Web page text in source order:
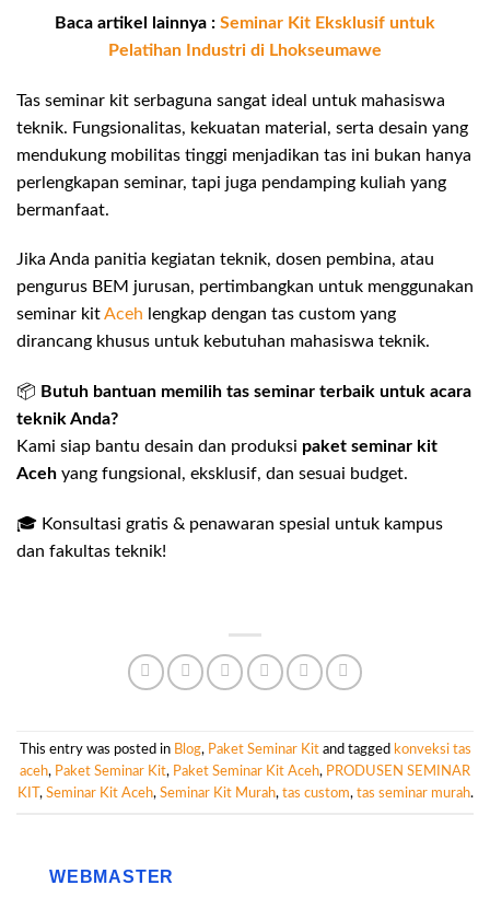
Baca artikel lainnya : Seminar Kit Eksklusif untuk
Pelatihan Industri di Lhokseumawe
Tas seminar kit serbaguna sangat ideal untuk mahasiswa
teknik. Fungsionalitas, kekuatan material, serta desain yang
mendukung mobilitas tinggi menjadikan tas ini bukan hanya
perlengkapan seminar, tapi juga pendamping kuliah yang
bermanfaat.
Jika Anda panitia kegiatan teknik, dosen pembina, atau
pengurus BEM jurusan, pertimbangkan untuk menggunakan
seminar kitAceh lengkap dengan tas custom yang
dirancang khusus untuk kebutuhan mahasiswa teknik.
📦 Butuh bantuan memilih tas seminar terbaik untuk acara
teknik Anda?
Kami siap bantu desain dan produksi paket seminar kit
Aceh yang fungsional, eksklusif, dan sesuai budget.
🎓 Konsultasi gratis & penawaran spesial untuk kampus
dan fakultas teknik!
This entry was posted in Blog, Paket Seminar Kitand tagged konveksi tas
aceh, Paket Seminar Kit, Paket Seminar Kit Aceh, PRODUSEN SEMINAR
KIT , Seminar Kit Aceh, Seminar Kit Murah, tas custom, tas seminar murah.
WEBMASTER